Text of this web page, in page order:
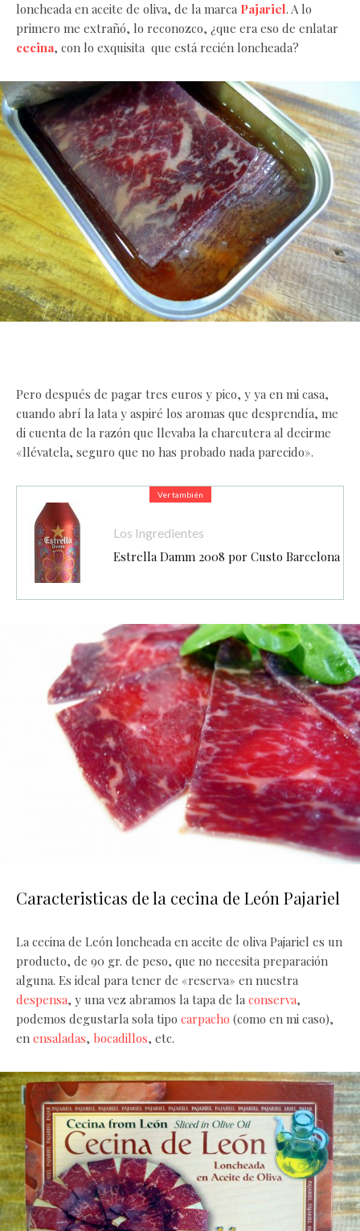
loncheada en aceite de oliva, de la marca Pajariel. A lo
primero me extrañó, lo reconozco, ¿que era eso de enlatar
cecina, con lo exquisita que está recién loncheada?
Pero después de pagar tres euros y pico, y ya en mi casa,
cuando abrí la lata y aspiré los aromas que desprendía, me
di cuenta de la razón que llevaba la charcutera al decirme
«llévatela, seguro que no has probado nada parecido».
Ver también
Los Ingredientes
Estrella Damm 2008 por Custo Barcelona
Caracteristicas de la cecina de León Pajariel
La cecina de León loncheada en aceite de oliva Pajariel es un
producto, de 90 gr. de peso, que no necesita preparación
alguna. Es ideal para tener de «reserva» en nuestra
despensa, y una vez abramos la tapa de la conserva,
podemos degustarla sola tipo carpacho (como en mi caso),
en ensaladas, bocadillos, etc.